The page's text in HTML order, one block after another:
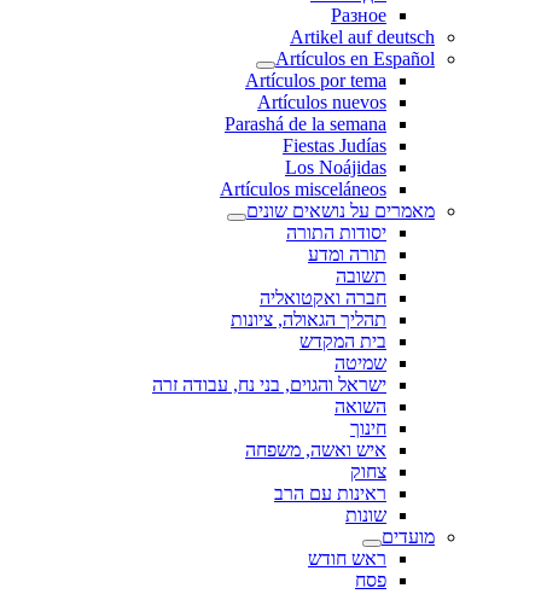
Разное
Artikel auf deutsch
Artículos en Español
Artículos por tema
Artículos nuevos
Parashá de la semana
Fiestas Judías
Los Noájidas
Artículos misceláneos
מאמרים על נושאים שונים
יסודות התורה
תורה ומדע
תשובה
חברה ואקטואליה
תהליך הגאולה, ציונות
בית המקדש
שמיטה
ישראל והגוים, בני נח, עבודה זרה
השואה
חינוך
איש ואשה, משפחה
צחוק
ראינות עם הרב
שונות
מועדים
ראש חודש
פסח